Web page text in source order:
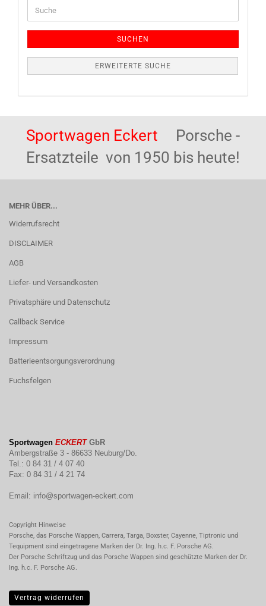
SUCHEN
ERWEITERTE SUCHE
Sportwagen Eckert Porsche -
Ersatzteile von 1950 bis heute!
MEHR ÜBER...
Widerrufsrecht
DISCLAIMER
AGB
Liefer- und Versandkosten
Privatsphäre und Datenschutz
Callback Service
Impressum
Batterieentsorgungsverordnung
Fuchsfelgen
Sportwagen ECKERTGbR
Ambergstraße 3 - 86633 Neuburg/Do.
Tel.: 0 84 31 / 4 07 40
Fax: 0 84 31 / 4 21 74
Email: info@sportwagen-eckert.com
Copyright Hinweise
Porsche, das Porsche Wappen, Carrera, Targa, Boxster, Cayenne, Tiptronic und
Tequipment sind eingetragene Marken der Dr. Ing. h.c. F. Porsche AG.
Der Porsche Schriftzug und das Porsche Wappen sind geschützte Marken der Dr.
Ing. h.c. F. Porsche AG.
Vertrag widerrufen